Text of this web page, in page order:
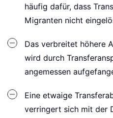
häufig dafür, dass
Migranten nicht
Das verbreitet höhere
wird durch
angemessen
Eine etwaige
verringert sich mit der